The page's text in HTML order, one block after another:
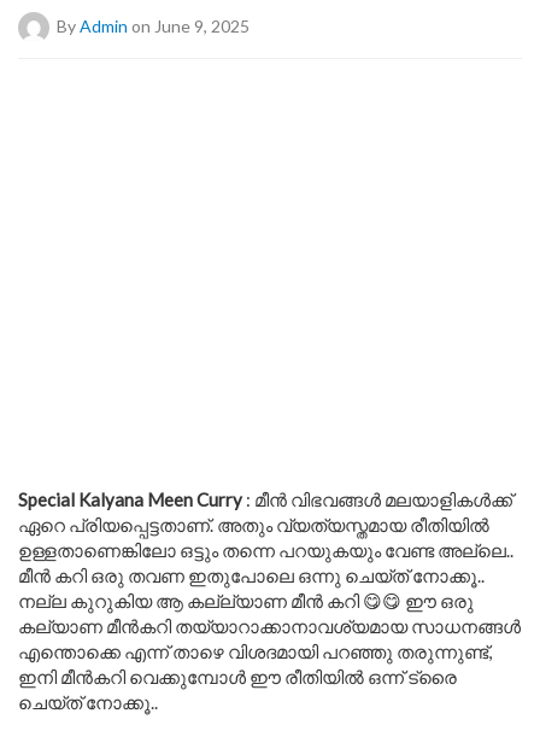
ByAdmin on June 9, 2025
Special Kalyana Meen Curry: മീൻ വിഭവങ്ങൾ മലയാളികൾക്ക്
ഏറെ പ്രിയപ്പെട്ടതാണ്. അതും വ്യത്യസ്തമായ രീതിയിൽ
ഉള്ളതാണെങ്കിലോ ഒട്ടും തന്നെ പറയുകയും വേണ്ട അല്ലെ..
മീൻ കറി ഒരു തവണ ഇതുപോലെ ഒന്നു ചെയ്ത് നോക്കൂ..
നല്ല കുറുകിയ ആ കല്ല്യാണ മീൻ കറി 😋😋 ഈ ഒരു
കല്യാണ മീൻകറി തയ്യാറാക്കാനാവശ്യമായ സാധനങ്ങൾ
എന്തൊക്കെ എന്ന് താഴെ വിശദമായി പറഞ്ഞു തരുന്നുണ്ട്,
ഇനി മീൻകറി വെക്കുമ്പോൾ ഈ രീതിയിൽ ഒന്ന് ട്രൈ
ചെയ്ത് നോക്കൂ..